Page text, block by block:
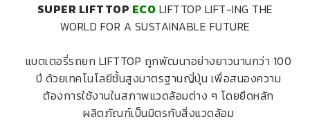
SUPER LIFTTOP ECO LIFTTOP LIFT-ING THE
WORLD FOR A SUSTAINABLE FUTURE
แบตเตอรี่รถยก LIFTTOP ถูกพัฒนาอย่างยาวนานกว่า 100
ปี ด้วยเทคโนโลยีชั้นสูงมาตรฐานญี่ปุ่น เพื่อสนองความ
ต้องการใช้งานในสภาพแวดล้อมต่าง ๆ โดยยึดหลัก
ผลิตภัณฑ์เป็นมิตรกับสิ่งแวดล้อม